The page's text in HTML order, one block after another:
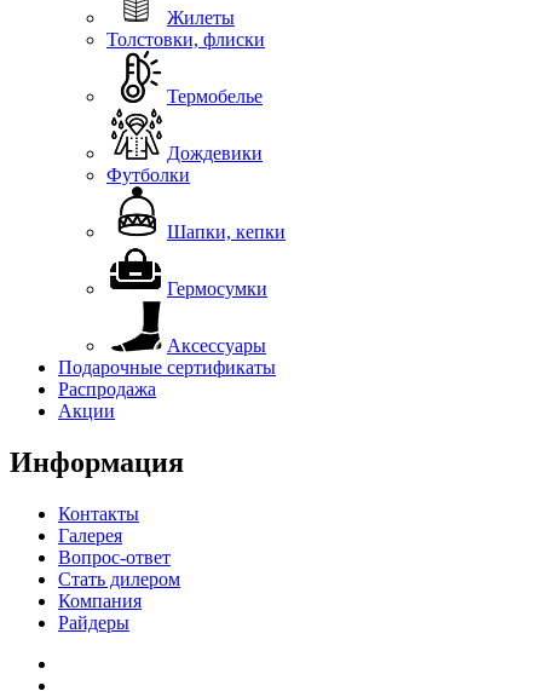
Жилеты
Толстовки, флиски
Термобелье
Дождевики
Футболки
Шапки, кепки
Гермосумки
Аксессуары
Подарочные сертификаты
Распродажа
Акции
Информация
Контакты
Галерея
Вопрос-ответ
Стать дилером
Компания
Райдеры